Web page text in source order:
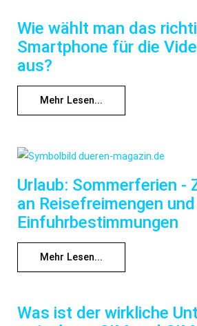
Wie wählt man das
Smartphone für die
aus?
Mehr Lesen...
Urlaub: Sommerferien -
an Reisefreimengen und
Einfuhrbestimmungen
Mehr Lesen...
Was ist der wirkliche